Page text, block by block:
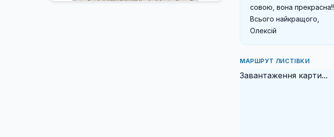
совою, вона прекрасна!!
Всього найкращого,
Олексій
МАРШРУТ ЛИСТІВКИ
Завантаження карти...